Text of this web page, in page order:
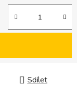
Sdílet